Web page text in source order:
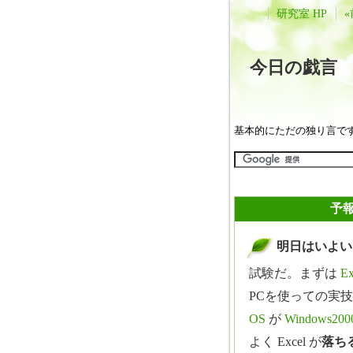
研究室 HP «
今日の戯
基本的にただの独り言で
予
明日はいよ
試験だ。まずは
PCを使っての実
OS が
よく Excel が落ち